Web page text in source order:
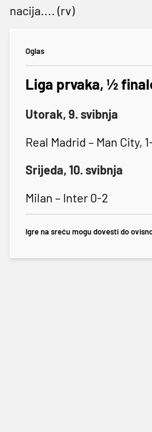
nacija.... (rv)
Oglas
Liga prvaka, ½
Utorak, 9. svibnja
Real Madrid – Man City,
Srijeda, 10. svibnja
Milan – Inter 0-2
Igre na sreću mogu dovesti do